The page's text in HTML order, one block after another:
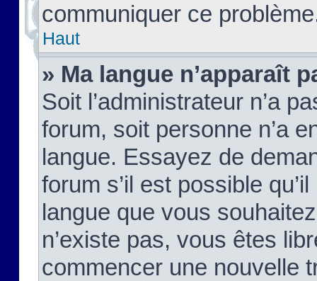
communiquer ce
Haut
» Ma langue n’apparaît
Soit l’administrateur n’a
forum, soit personne n’a
langue. Essayez de
forum s’il est possible
langue que vous
n’existe pas, vous êtes
commencer une nouvelle